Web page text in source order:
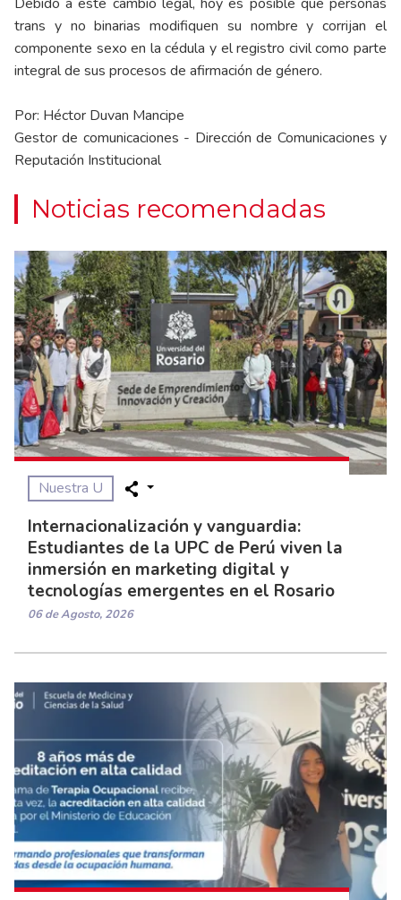
trans y no binarias modifiquen su nombre y corrijan el
componente sexo en la cédula y el registro civil como parte
integral de sus procesos de afirmación de género.
Por: Héctor Duvan Mancipe
Gestor de comunicaciones - Dirección de Comunicaciones y
Reputación Institucional
Noticias recomendadas
Nuestra U
Internacionalización y vanguardia:
Estudiantes de la UPC de Perú viven la
inmersión en marketing digital y
tecnologías emergentes en el Rosario
06 de Agosto, 2026